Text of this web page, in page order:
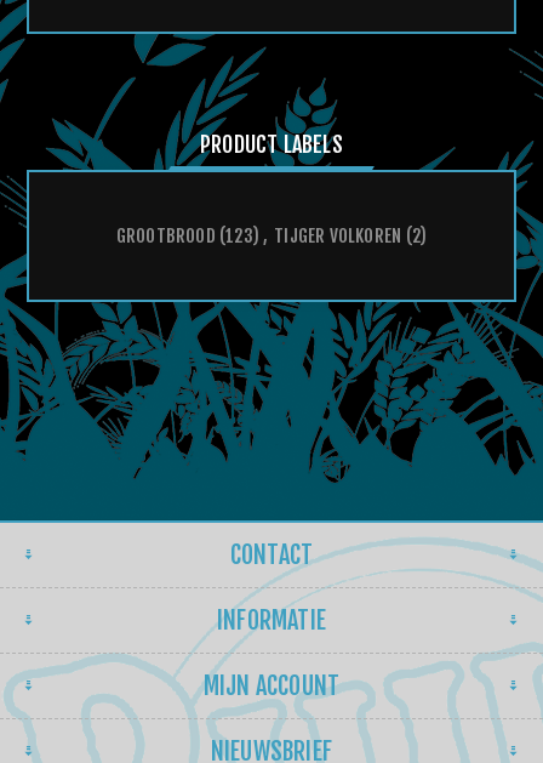
PRODUCT LABELS
GROOTBROOD (123) , TIJGER VOLKOREN (2)
CONTACT
INFORMATIE
MIJN ACCOUNT
NIEUWSBRIEF